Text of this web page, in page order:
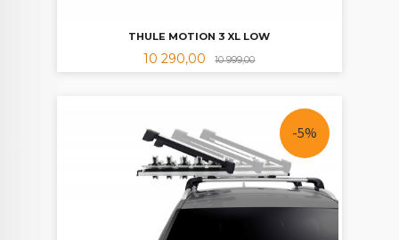
THULE MOTION 3 XL LOW
Tilbud
10 290,00 10 999,00Rabatt
-5%